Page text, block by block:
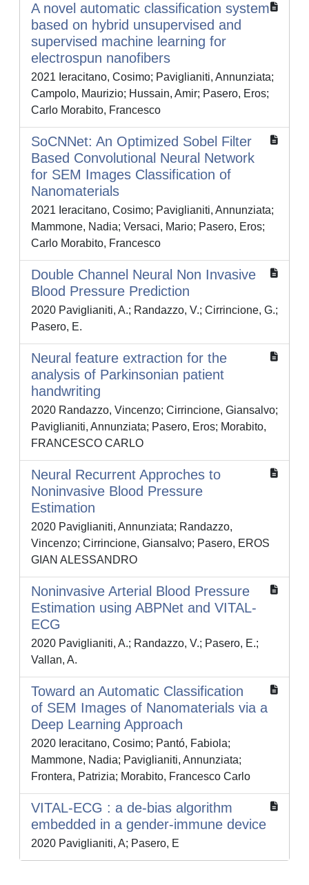
A novel automatic classification system
based on hybrid unsupervised and
supervised machine learning for
electrospun nanofibers
2021 Ieracitano, Cosimo; Paviglianiti, Annunziata;
Campolo, Maurizio; Hussain, Amir; Pasero, Eros;
Carlo Morabito, Francesco
SoCNNet: An Optimized Sobel Filter
Based Convolutional Neural Network
for SEM Images Classification of
Nanomaterials
2021 Ieracitano, Cosimo; Paviglianiti, Annunziata;
Mammone, Nadia; Versaci, Mario; Pasero, Eros;
Carlo Morabito, Francesco
Double Channel Neural Non Invasive
Blood Pressure Prediction
2020 Paviglianiti, A.; Randazzo, V.; Cirrincione, G.;
Pasero, E.
Neural feature extraction for the
analysis of Parkinsonian patient
handwriting
2020 Randazzo, Vincenzo; Cirrincione, Giansalvo;
Paviglianiti, Annunziata; Pasero, Eros; Morabito,
FRANCESCO CARLO
Neural Recurrent Approches to
Noninvasive Blood Pressure
Estimation
2020 Paviglianiti, Annunziata; Randazzo,
Vincenzo; Cirrincione, Giansalvo; Pasero, EROS
GIAN ALESSANDRO
Noninvasive Arterial Blood Pressure
Estimation using ABPNet and VITAL-
ECG
2020 Paviglianiti, A.; Randazzo, V.; Pasero, E.;
Vallan, A.
Toward an Automatic Classification
of SEM Images of Nanomaterials via a
Deep Learning Approach
2020 Ieracitano, Cosimo; Pantó, Fabiola;
Mammone, Nadia; Paviglianiti, Annunziata;
Frontera, Patrizia; Morabito, Francesco Carlo
VITAL-ECG : a de-bias algorithm
embedded in a gender-immune device
2020 Paviglianiti, A; Pasero, E